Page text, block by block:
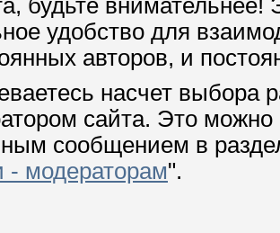
будьте
удобство для
авторов, и
насчет выбора
сайта. Это
сообщением в
- модераторам".